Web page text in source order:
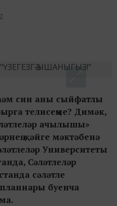
һәм син аны сыйфатлы
телисеңме? Димәк,
ачылышы»
җәйге мәктәбенә
Университеты
Сәләтлеләр
сәләтле
буенча